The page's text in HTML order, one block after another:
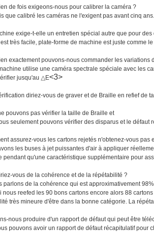
de fois exigeons-nous pour calibrer la caméra ?
que calibré les caméras ne l'exigent pas avant cinq
exige-t-elle un entretien spécial autre que pour des
très facile, plate-forme de machine est juste comme
exactement pouvons-nous commander les variations
utilise une caméra spectrale spéciale avec les
jusqu'au △E<3>
diriez-vous de graver et de Braille en refief de
pouvons pas vérifier la taille de Braille et
seulement pouvons vérifier des disparus et le défaut
assurez-vous les cartons rejetés n'obtenez-vous pas
les buses à jet puissantes d'air à appliquer
pendant qu'une caractéristique supplémentaire pour
vous de la cohérence et de la répétabilité ?
parlons de la cohérence qui est approximativement
nous reefed les 90 bons cartons encore alors 88
très mineure d'être dans la bonne catégorie. La
nous produire d'un rapport de défaut qui peut être
pouvons avoir un rapport de défaut récapitulatif pour